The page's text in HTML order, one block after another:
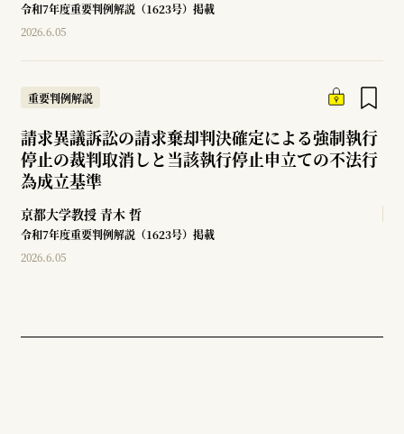
令和7年度重要判例解説（1623号）掲載
2026.6.05
重要判例解説
請求異議訴訟の請求棄却判決確定による強制執行
停止の裁判取消しと当該執行停止申立ての不法行
為成立基準
京都大学教授 青木 哲
令和7年度重要判例解説（1623号）掲載
2026.6.05